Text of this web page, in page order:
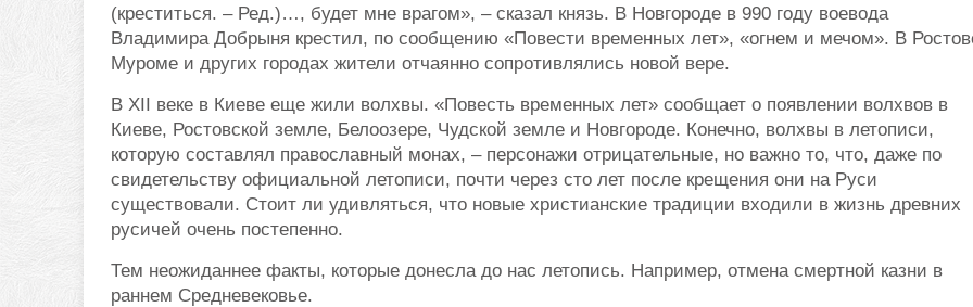
(креститься. – Ред.)…, будет мне врагом», – сказал князь. В Новгороде в 990 году воевода
Владимира Добрыня крестил, по сообщению «Повести временных лет», «огнем и мечом». В
Муроме и других городах жители отчаянно сопротивлялись новой вере.
В XII веке в Киеве еще жили волхвы. «Повесть временных лет» сообщает о появлении волхвов в
Киеве, Ростовской земле, Белоозере, Чудской земле и Новгороде. Конечно, волхвы в летописи,
которую составлял православный монах, – персонажи отрицательные, но важно то, что, даже по
свидетельству официальной летописи, почти через сто лет после крещения они на Руси
существовали. Стоит ли удивляться, что новые христианские традиции входили в жизнь древних
русичей очень постепенно.
Тем неожиданнее факты, которые донесла до нас летопись. Например, отмена смертной казни в
раннем Средневековье.